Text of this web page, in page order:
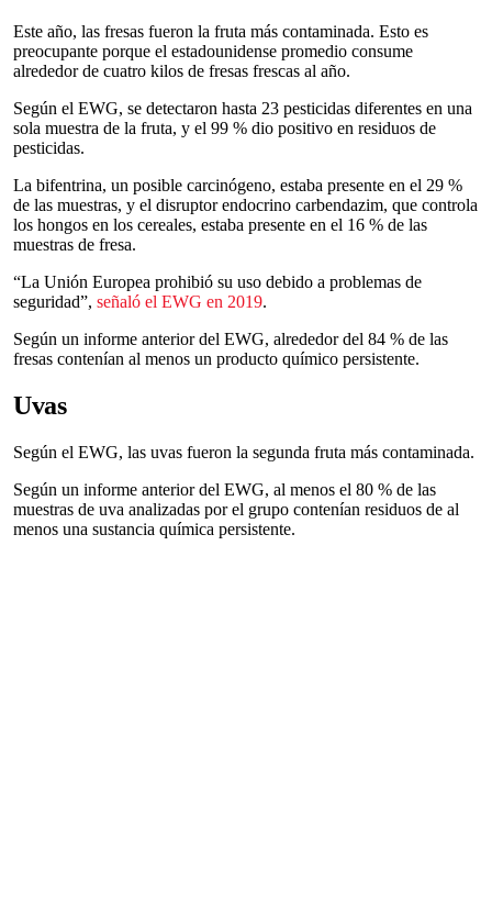
Este año, las fresas fueron la fruta más contaminada. Esto es
preocupante porque el estadounidense promedio consume
alrededor de cuatro kilos de fresas frescas al año.
Según el EWG, se detectaron hasta 23 pesticidas diferentes en una
sola muestra de la fruta, y el 99 % dio positivo en residuos de
pesticidas.
La bifentrina, un posible carcinógeno, estaba presente en el 29 %
de las muestras, y el disruptor endocrino carbendazim, que controla
los hongos en los cereales, estaba presente en el 16 % de las
muestras de fresa.
“La Unión Europea prohibió su uso debido a problemas de
seguridad”, señaló el EWG en 2019.
Según un informe anterior del EWG, alrededor del 84 % de las
fresas contenían al menos un producto químico persistente.
Uvas
Según el EWG, las uvas fueron la segunda fruta más contaminada.
Según un informe anterior del EWG, al menos el 80 % de las
muestras de uva analizadas por el grupo contenían residuos de al
menos una sustancia química persistente.